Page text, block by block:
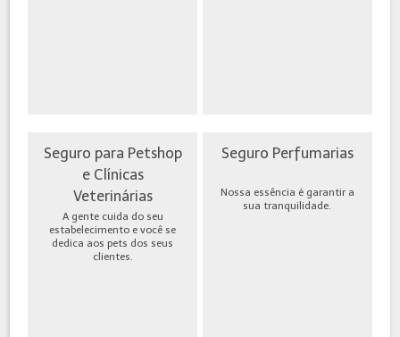
Seguro para Petshop
e Clínicas
Veterinárias
A gente cuida do seu
estabelecimento e você se
dedica aos pets dos seus
clientes.
Seguro Perfumarias
Nossa essência é garantir a
sua tranquilidade.